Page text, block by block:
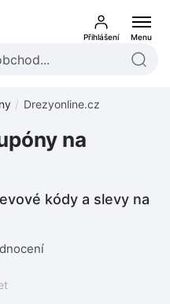
Přihlášení Menu
Drezyonline.cz
na
kódy a slevy na